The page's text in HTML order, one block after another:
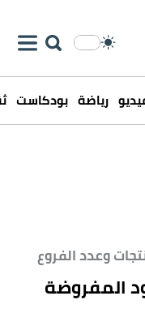
رياضة بودكاست
وعدد الفروع
المفروضة